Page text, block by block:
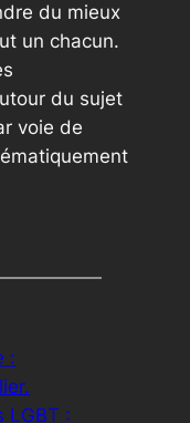
du mieux
un chacun.
du sujet
voie de
:
LGBT :